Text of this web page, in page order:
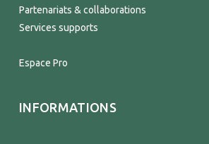
Partenariats & collaborations
Services supports
Espace Pro
INFORMATIONS